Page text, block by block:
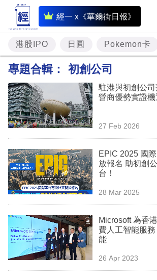
經一 x《華爾街日報》
即
時
財
經
投
資
樓
市
理
商
業
科
技
港股IPO 日圓 Pokemon卡
專題合輯： 初創公司
駐港與初創公司落
營商優勢實證機
27 Feb 2026
EPIC 2025 國
放報名 助初創
台！
28 Mar 2025
Microsoft 為香
費人工智能服務 全力支持發揮
能
26 Apr 2023